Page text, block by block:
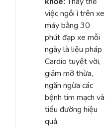
việc ngồi ì trên xe
máy bằng 30
phút đạp xe mỗi
ngày là liệu pháp
Cardio tuyệt vời,
giảm mỡ thừa,
ngăn ngừa các
bệnh tim mạch và
tiểu đường hiệu
quả.